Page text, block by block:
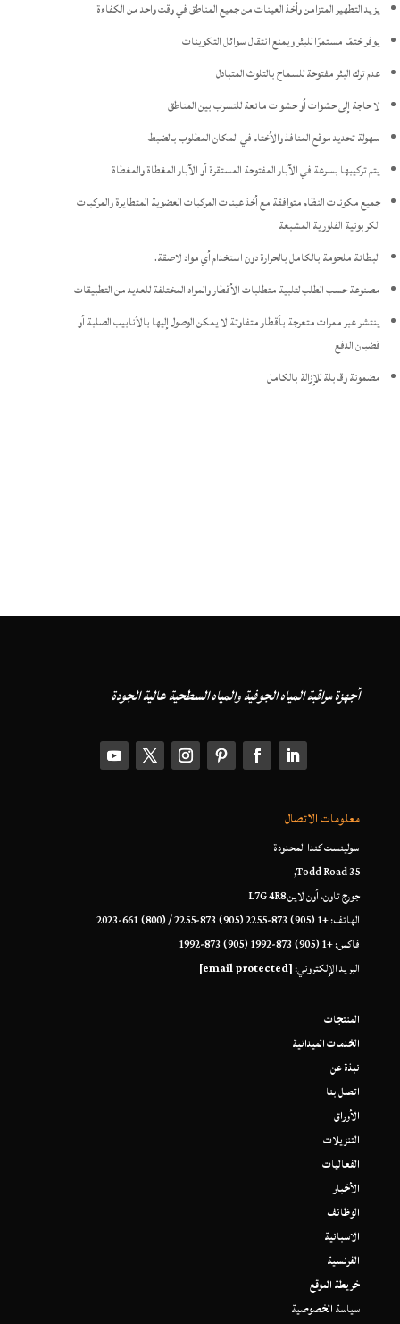
يزيد التطهير المتزامن وأخذ العينات من جميع المناطق في وقت واحد من الكفاءة
يوفر ختمًا مستمرًا للبئر ويمنع انتقال سوائل التكوينات
عدم ترك البئر مفتوحة للسماح بالتلوث المتبادل
لا حاجة إلى حشوات أو حشوات مانعة للتسرب بين المناطق
سهولة تحديد موقع المنافذ والأختام في المكان المطلوب بالضبط
يتم تركيبها بسرعة في الآبار المفتوحة المستقرة أو الآبار المغطاة والمغطاة
جميع مكونات النظام متوافقة مع أخذ عينات المركبات العضوية المتطايرة والمركبات
الكربونية الفلورية المشبعة
البطانة ملحومة بالكامل بالحرارة دون استخدام أي مواد لاصقة.
مصنوعة حسب الطلب لتلبية متطلبات الأقطار والمواد المختلفة للعديد من التطبيقات
ينتشر عبر ممرات متعرجة بأقطار متفاوتة لا يمكن الوصول إليها بالأنابيب الصلبة أو
قضبان الدفع
مضمونة وقابلة للإزالة بالكامل
أجهزة مراقبة المياه الجوفية والمياه السطحية عالية الجودة
معلومات الاتصال
سولينست كندا المحدودة
35 Todd Road,
جورج تاون، أون لاين L7G 4R8
الهاتف: +1 (905) 873-2255 (905) 873-2255 / (800) 661-2023
فاكس: +1 (905) 873-1992 (905) 873-1992
البريد الإلكتروني:[email protected]
المنتجات
الخدمات الميدانية
نبذة عن
اتصل بنا
الأوراق
التنزيلات
الفعاليات
الأخبار
الوظائف
الاسبانية
الفرنسية
خريطة الموقع
سياسة الخصوصية